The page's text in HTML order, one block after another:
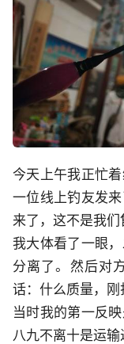
今天上午我正忙
一位线上钓友发
来了，这不是我们
我大体看了一眼
分离了。然后对
话：什么质量，刚
当时我的第一反
八九不离十是运输